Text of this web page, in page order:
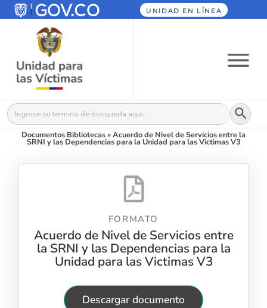
UNIDAD EN LÍNEA
Buscar: Botón
Documentos Bibliotecas»Acuerdo de Nivel de Servicios entre la
SRNI y las Dependencias para la Unidad para las Victimas V3
FORMATO
Acuerdo de Nivel de Servicios entre
la SRNI y las Dependencias para la
Unidad para las Victimas V3
Descargar documento